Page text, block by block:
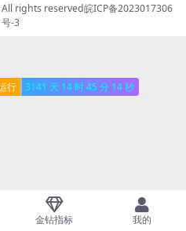
All rights reserved皖ICP备2023017306
号-3
金钻指标 我的
行 3141 天 14 时 45 分 14 秒